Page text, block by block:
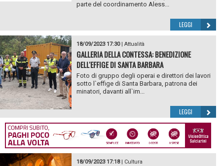
parte del coordinamento Aless...
LEGGI
18/09/2023 17:30| Attualità
GALLERIA DELLA CONTESSA: BENEDIZIONE
DELL'EFFIGE DI SANTA BARBARA
Foto di gruppo degli operai e direttori dei lavori
sotto l`effige di Santa Barbara, patrona dei
minatori, davanti all`im...
LEGGI
18/09/2023 17:18| Cultura